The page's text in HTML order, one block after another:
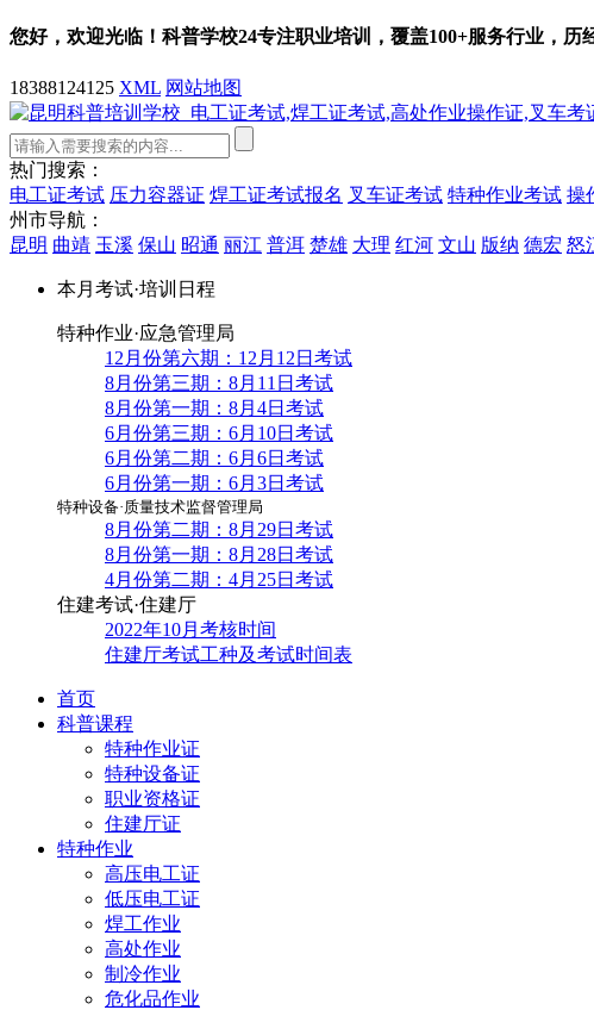
您好，欢迎光临！科普学校24专注职业培训，覆盖100+服务行业，历
18388124125 XML 网站地图
热门搜索：
电工证考试 压力容器证 焊工证考试报名 叉车证考试 特种作业考试 操
州市导航：
昆明 曲靖 玉溪 保山 昭通 丽江 普洱 楚雄 大理 红河 文山 版纳 德宏 怒
本月考试·培训日程
特种作业·应急管理局
12月份第六期：12月12日考试
8月份第三期：8月11日考试
8月份第一期：8月4日考试
6月份第三期：6月10日考试
6月份第二期：6月6日考试
6月份第一期：6月3日考试
特种设备·质量技术监督管理局
8月份第二期：8月29日考试
8月份第一期：8月28日考试
4月份第二期：4月25日考试
住建考试·住建厅
2022年10月考核时间
住建厅考试工种及考试时间表
首页
科普课程
特种作业证
特种设备证
职业资格证
住建厅证
特种作业
高压电工证
低压电工证
焊工作业
高处作业
制冷作业
危化品作业